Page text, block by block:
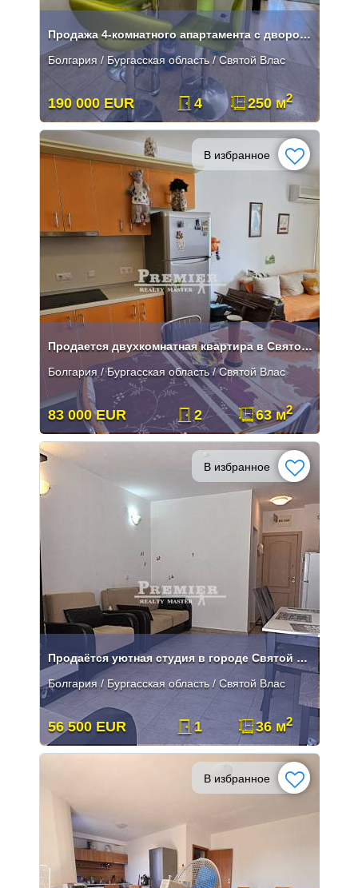
Продажа 4-комнатного апартамента с двором и паркоместом в Святом Власе
Болгария / Бургасская область / Святой Влас
190 000 EUR 4 250 м2
В избранное
Продается двухкомнатная квартира в Святом Власе
Болгария / Бургасская область / Святой Влас
83 000 EUR 2 63 м2
В избранное
Продаётся уютная студия в городе Святой Вдас.
Болгария / Бургасская область / Святой Влас
56 500 EUR 1 36 м2
В избранное